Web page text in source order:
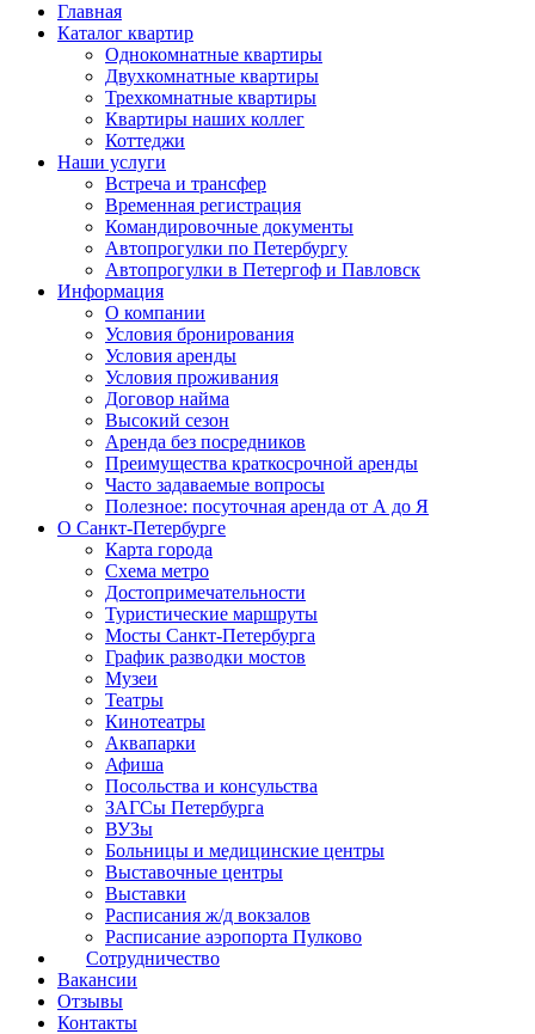
Главная
Каталог квартир
Однокомнатные квартиры
Двухкомнатные квартиры
Трехкомнатные квартиры
Квартиры наших коллег
Коттеджи
Наши услуги
Встреча и трансфер
Временная регистрация
Командировочные документы
Автопрогулки по Петербургу
Автопрогулки в Петергоф и Павловск
Информация
О компании
Условия бронирования
Условия аренды
Условия проживания
Договор найма
Высокий сезон
Аренда без посредников
Преимущества краткосрочной аренды
Часто задаваемые вопросы
Полезное: посуточная аренда от А до Я
О Санкт-Петербурге
Карта города
Схема метро
Достопримечательности
Туристические маршруты
Мосты Санкт-Петербурга
График разводки мостов
Музеи
Театры
Кинотеатры
Аквапарки
Афиша
Посольства и консульства
ЗАГСы Петербурга
ВУЗы
Больницы и медицинские центры
Выставочные центры
Выставки
Расписания ж/д вокзалов
Расписание аэропорта Пулково
Сотрудничество
Вакансии
Отзывы
Контакты